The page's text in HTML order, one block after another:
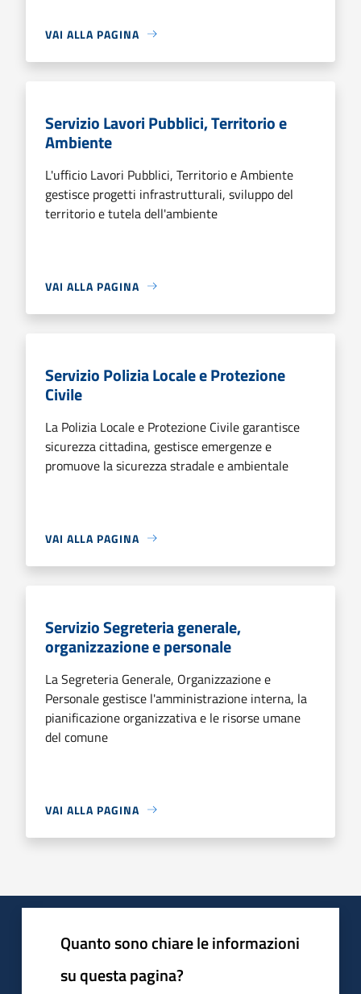
VAI ALLA PAGINA
Servizio Lavori Pubblici, Territorio e
Ambiente
L'ufficio Lavori Pubblici, Territorio e Ambiente
gestisce progetti infrastrutturali, sviluppo del
territorio e tutela dell'ambiente
VAI ALLA PAGINA
Servizio Polizia Locale e Protezione
Civile
La Polizia Locale e Protezione Civile garantisce
sicurezza cittadina, gestisce emergenze e
promuove la sicurezza stradale e ambientale
VAI ALLA PAGINA
Servizio Segreteria generale,
organizzazione e personale
La Segreteria Generale, Organizzazione e
Personale gestisce l'amministrazione interna, la
pianificazione organizzativa e le risorse umane
del comune
VAI ALLA PAGINA
Quanto sono chiare le informazioni
su questa pagina?